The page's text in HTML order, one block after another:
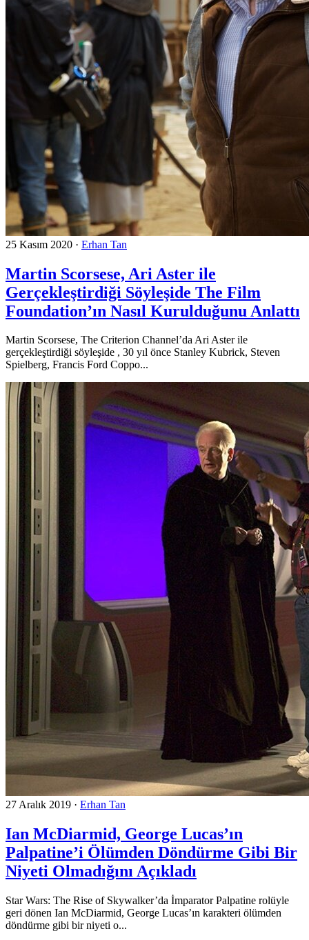
25 Kasım 2020 · Erhan Tan
Martin Scorsese, Ari Aster ile
Gerçekleştirdiği Söyleşide The Film
Foundation’ın Nasıl Kurulduğunu Anlattı
Martin Scorsese, The Criterion Channel’da Ari Aster ile
gerçekleştirdiği söyleşide , 30 yıl önce Stanley Kubrick, Steven
Spielberg, Francis Ford Coppo...
27 Aralık 2019 · Erhan Tan
Ian McDiarmid, George Lucas’ın
Palpatine’i Ölümden Döndürme Gibi Bir
Niyeti Olmadığını Açıkladı
Star Wars: The Rise of Skywalker’da İmparator Palpatine rolüyle
geri dönen Ian McDiarmid, George Lucas’ın karakteri ölümden
döndürme gibi bir niyeti o...